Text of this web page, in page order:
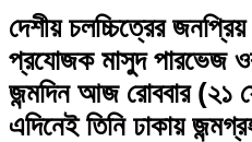
দেশীয় চলচ্চিত্রের
প্রযোজক মাসুদ পারভেজ
জন্মদিন আজ রোববার (২১
এদিনেই তিনি ঢাকায়